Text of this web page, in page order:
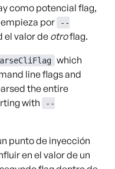
como potencial flag,
por
--
el valor de otroflag.
which
line flags and
the entire
with
--
punto de inyección
en el valor de un